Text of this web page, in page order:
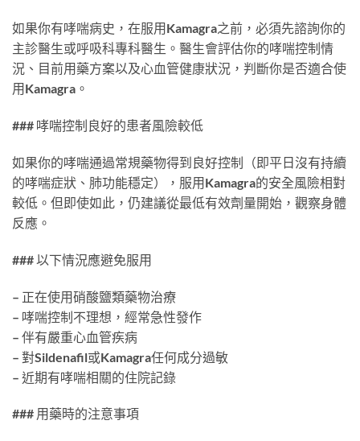
如果你有哮喘病史，在服用Kamagra之前，必須先諮詢你的
主診醫生或呼吸科專科醫生。醫生會評估你的哮喘控制情
況、目前用藥方案以及心血管健康狀況，判斷你是否適合使
用Kamagra。
### 哮喘控制良好的患者風險較低
如果你的哮喘通過常規藥物得到良好控制（即平日沒有持續
的哮喘症狀、肺功能穩定），服用Kamagra的安全風險相對
較低。但即使如此，仍建議從最低有效劑量開始，觀察身體
反應。
### 以下情況應避免服用
– 正在使用硝酸鹽類藥物治療
– 哮喘控制不理想，經常急性發作
– 伴有嚴重心血管疾病
– 對Sildenafil或Kamagra任何成分過敏
– 近期有哮喘相關的住院記錄
### 用藥時的注意事項